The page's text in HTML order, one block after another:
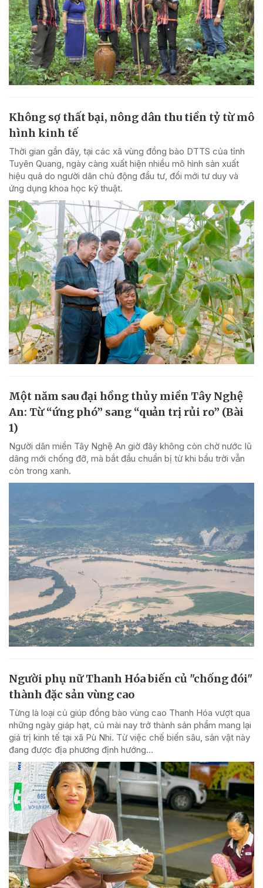
Không sợ thất bại, nông dân thu tiền tỷ từ mô
hình kinh tế
Thời gian gần đây, tại các xã vùng đồng bào DTTS của tỉnh
Tuyên Quang, ngày càng xuất hiện nhiều mô hình sản xuất
hiệu quả do người dân chủ động đầu tư, đổi mới tư duy và
ứng dụng khoa học kỹ thuật.
Một năm sau đại hồng thủy miền Tây Nghệ
An: Từ “ứng phó” sang “quản trị rủi ro” (Bài
1)
Người dân miền Tây Nghệ An giờ đây không còn chờ nước lũ
dâng mới chống đỡ, mà bắt đầu chuẩn bị từ khi bầu trời vẫn
còn trong xanh.
Người phụ nữ Thanh Hóa biến củ "chống đói"
thành đặc sản vùng cao
Từng là loại củ giúp đồng bào vùng cao Thanh Hóa vượt qua
những ngày giáp hạt, củ mài nay trở thành sản phẩm mang lại
giá trị kinh tế tại xã Pù Nhi. Từ việc chế biến sâu, sản vật này
đang được địa phương định hướng...